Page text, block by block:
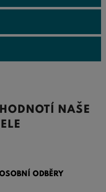
NAŠE
ODBĚRY